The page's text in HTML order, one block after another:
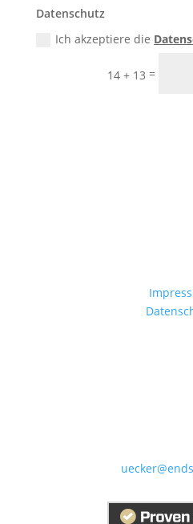
Datenschutz
Ich akzeptiere die
14 + 13 =